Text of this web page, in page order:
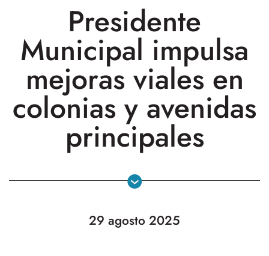
Presidente
Municipal impulsa
mejoras viales en
colonias y avenidas
principales
29 agosto 2025